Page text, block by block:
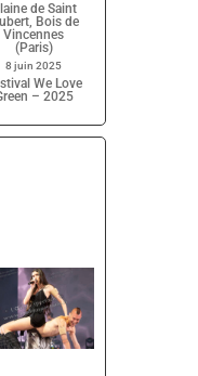
de Saint
Bois de
Vincennes
(Paris)
8 juin 2025
We Love
– 2025